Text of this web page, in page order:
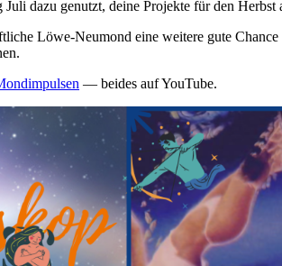
dazu genutzt, deine Pro­jekte für den Herbst
Löwe-Neu­mond eine wei­tere gute
— beides auf YouTube.